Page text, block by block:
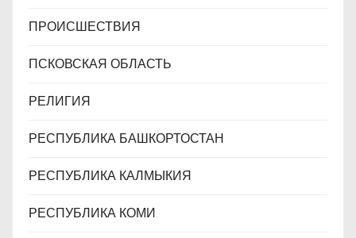
ПРОИСШЕСТВИЯ
ПСКОВСКАЯ ОБЛАСТЬ
РЕЛИГИЯ
РЕСПУБЛИКА БАШКОРТОСТАН
РЕСПУБЛИКА КАЛМЫКИЯ
РЕСПУБЛИКА КОМИ